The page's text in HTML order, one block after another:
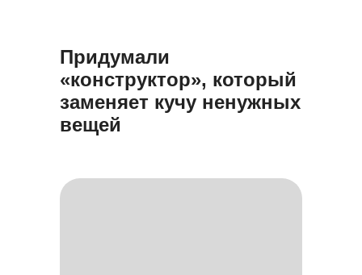
Придумали
«конструктор», который
заменяет кучу ненужных
вещей